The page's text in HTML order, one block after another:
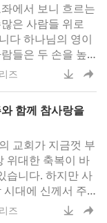
짜기는 높아졌어요.
좌에서 보니 흐르는
은 사람들 위로
다 하나님의 영이
들은 두 손을 높
심지어 며칠 동
니，바로 그 광경
녀에게 하나님의
즈
함께 참사랑을
교회가 지금껏 부
위대한 축복이 바
습니다. 하지만 사
대에 신께서 주
닫고 이해하도록
즈